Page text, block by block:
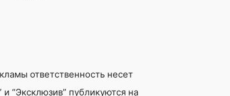
ответственность несет
“Эксклюзив” публикуются на